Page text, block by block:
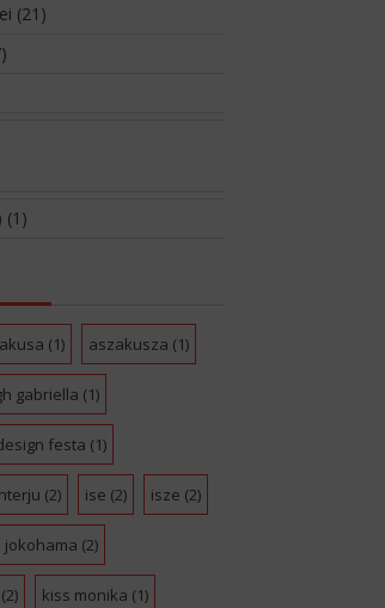
(21)
(1)
(1) aszakusza (1)
gabriella (1)
festa (1)
(2) ise (2) isze (2)
jokohama (2)
kiss monika (1)